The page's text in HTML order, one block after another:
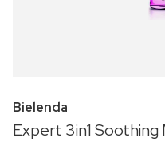
Bielenda
Expert 3in1 Soothing